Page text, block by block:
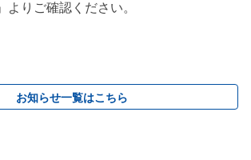
よりご確認ください。
お知らせ一覧はこちら